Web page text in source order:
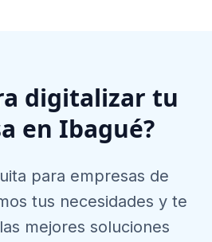
digitalizar tu
en Ibagué?
para empresas de
tus necesidades y te
mejores soluciones